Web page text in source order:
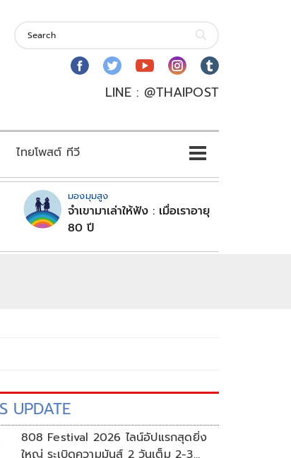
LINE : @THAIPOST
ไทยโพสต์ ทีวี
มองมุมสูง
จำเขามาเล่าให้ฟัง : เมื่อเราอายุ
80 ปี
UPDATE
808 Festival 2026 ไลน์อัปแรกสุดยิ่ง